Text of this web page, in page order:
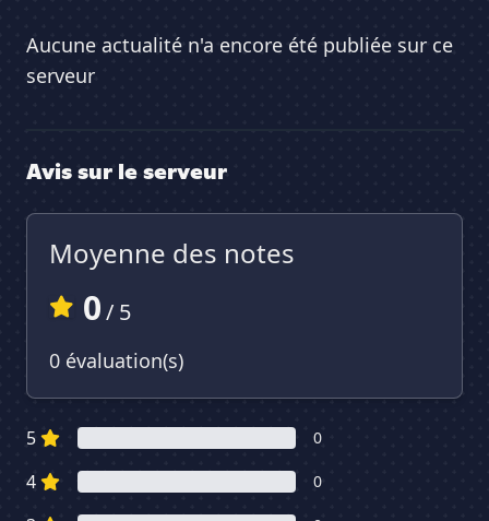
Aucune actualité n'a encore été publiée sur ce
serveur
Avis sur le serveur
Moyenne des notes
0/ 5
0 évaluation(s)
5 0
4 0